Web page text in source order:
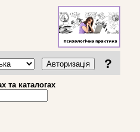
Авторизація ?
та каталогах